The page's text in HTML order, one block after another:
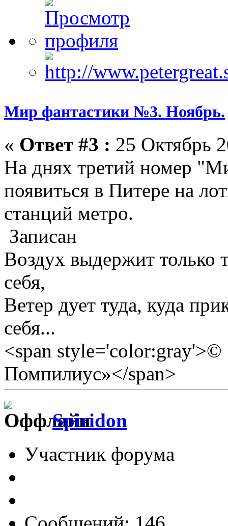
Мир фантастики №3. Ноябрь.
« Ответ #3 : 25 Октябрь
На днях третий номер
появиться в Питере на
станций метро.
Записан
Воздух выдержит только
себя,
Ветер дует туда, куда
себя...
<span style='color:gray'>©
Помпилиус»</span>
Spiridon
Участник форума